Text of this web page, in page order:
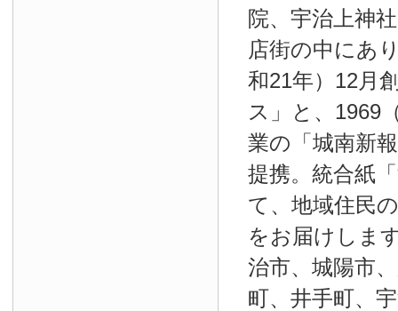
院、宇治上神
店街の中にあ
和21年）12月
ス」と、1969
業の「城南新
提携。統合紙
て、地域住民
をお届けしま
治市、城陽市
町、井手町、